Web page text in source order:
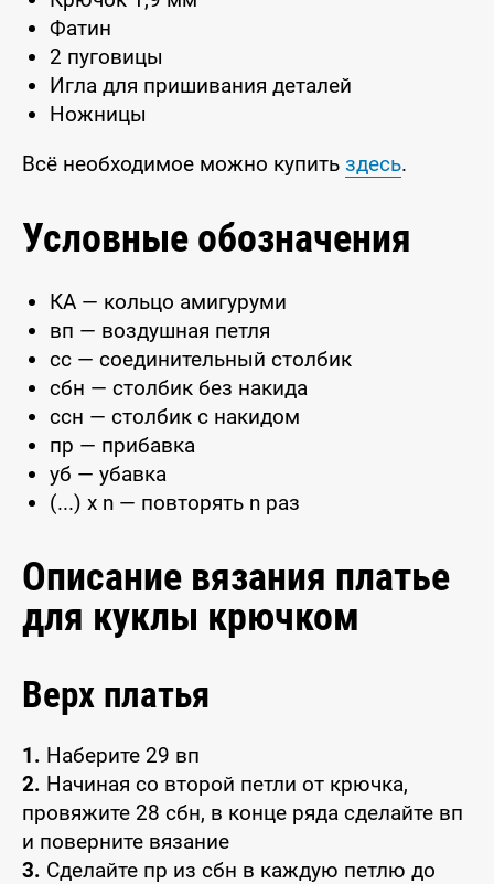
Фатин
2 пуговицы
Игла для пришивания деталей
Ножницы
Всё необходимое можно купить здесь.
Условные обозначения
КА — кольцо амигуруми
вп — воздушная петля
сс — соединительный столбик
сбн — столбик без накида
ссн — столбик с накидом
пр — прибавка
уб — убавка
(...) x n — повторять n раз
Описание вязания платье
для куклы крючком
Верх платья
1. Наберите 29 вп
2. Начиная со второй петли от крючка,
провяжите 28 сбн, в конце ряда сделайте вп
и поверните вязание
3. Сделайте пр из сбн в каждую петлю до